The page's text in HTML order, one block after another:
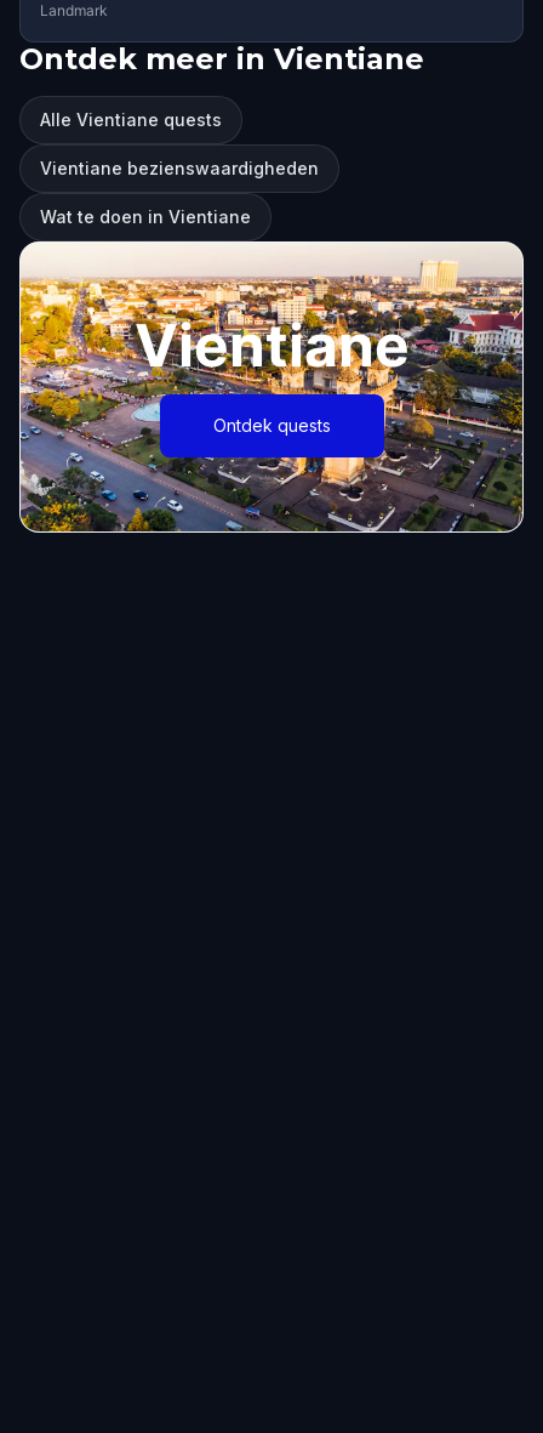
Landmark
Ontdek meer in Vientiane
Alle Vientiane quests
Vientiane bezienswaardigheden
Wat te doen in Vientiane
Vientiane
Ontdek quests